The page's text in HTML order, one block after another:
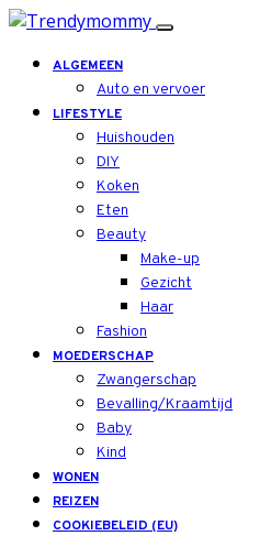
ALGEMEEN
Auto en vervoer
LIFESTYLE
Huishouden
DIY
Koken
Eten
Beauty
Make-up
Gezicht
Haar
Fashion
MOEDERSCHAP
Zwangerschap
Bevalling/Kraamtijd
Baby
Kind
WONEN
REIZEN
COOKIEBELEID (EU)